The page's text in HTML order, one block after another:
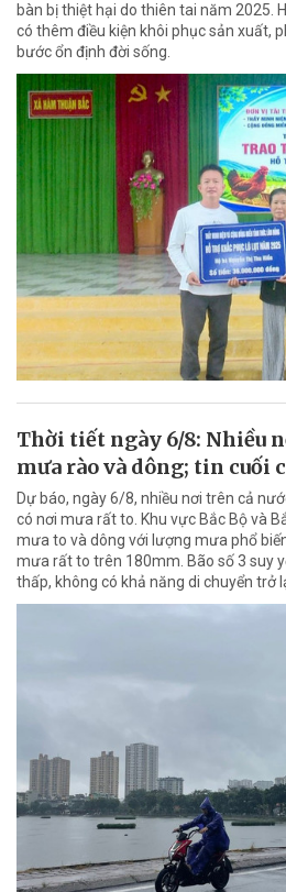
bàn bị thiệt hại do thiên tai năm 2025.
có thêm điều kiện khôi phục sản xuất,
bước ổn định đời sống.
Thời tiết ngày 6/8: Nhiều
mưa rào và dông; tin cuối
Dự báo, ngày 6/8, nhiều nơi trên cả
có nơi mưa rất to. Khu vực Bắc Bộ và
mưa to và dông với lượng mưa phổ
mưa rất to trên 180mm. Bão số 3 suy
thấp, không có khả năng di chuyển trở